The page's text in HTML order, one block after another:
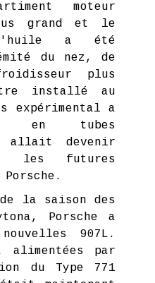
moteur
grand et le
a été
du nez, de
plus
installé au
expérimental a
en tubes
allait devenir
les futures
la saison des
Porsche a
907L.
par
du Type 771